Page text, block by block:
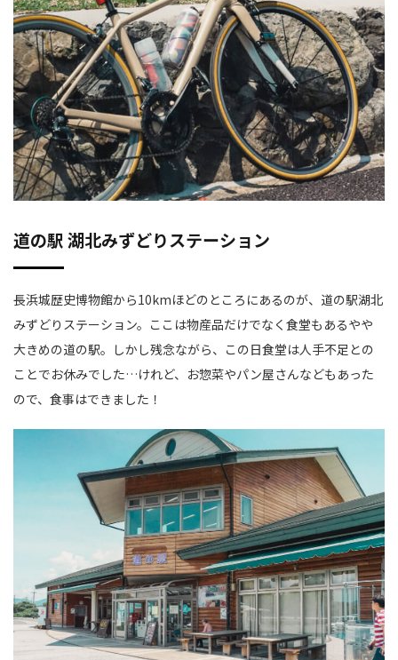
道の駅 湖北みずどりステーション
長浜城歴史博物館から10kmほどのところにあるのが、道の駅湖北
みずどりステーション。ここは物産品だけでなく食堂もあるやや
大きめの道の駅。しかし残念ながら、この日食堂は人手不足との
ことでお休みでした…けれど、お惣菜やパン屋さんなどもあった
ので、食事はできました！